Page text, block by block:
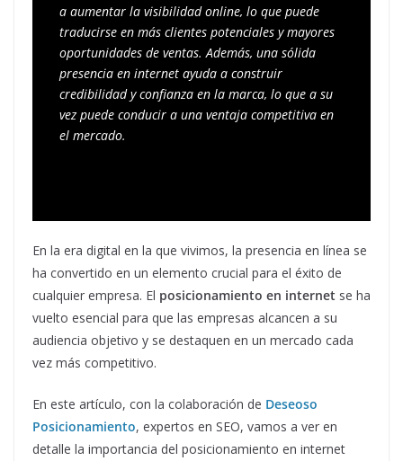
a aumentar la visibilidad online, lo que puede
traducirse en más clientes potenciales y mayores
oportunidades de ventas. Además, una sólida
presencia en internet ayuda a construir
credibilidad y confianza en la marca, lo que a su
vez puede conducir a una ventaja competitiva en
el mercado.
En la era digital en la que vivimos, la presencia en línea se
ha convertido en un elemento crucial para el éxito de
cualquier empresa. El posicionamiento en internet se ha
vuelto esencial para que las empresas alcancen a su
audiencia objetivo y se destaquen en un mercado cada
vez más competitivo.
En este artículo, con la colaboración de Deseoso
Posicionamiento, expertos en SEO, vamos a ver en
detalle la importancia del posicionamiento en internet